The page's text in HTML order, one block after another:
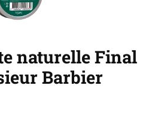
naturelle Final
Barbier